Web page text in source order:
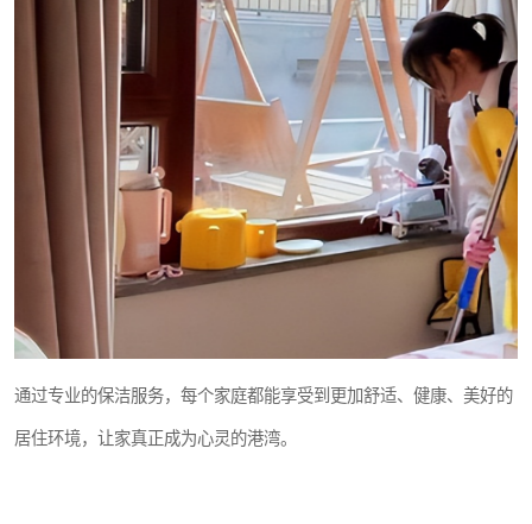
通过专业的保洁服务，每个家庭都能享受到更加舒适、健康、美好的
居住环境，让家真正成为心灵的港湾。